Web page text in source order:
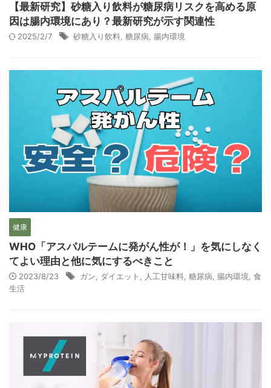
【最新研究】砂糖入り飲料が糖尿病リスクを高める原
因は腸内環境にあり？最新研究が示す関連性
2025/2/7 砂糖入り飲料 糖尿病 腸内環境
健康
WHO「アスパルテームに発がん性が！」を気にしなく
てよい理由と他に気にするべきこと
2023/8/23 ガン, ダイエット , 人工甘味料, 糖尿病, 腸内環境, 食
生活